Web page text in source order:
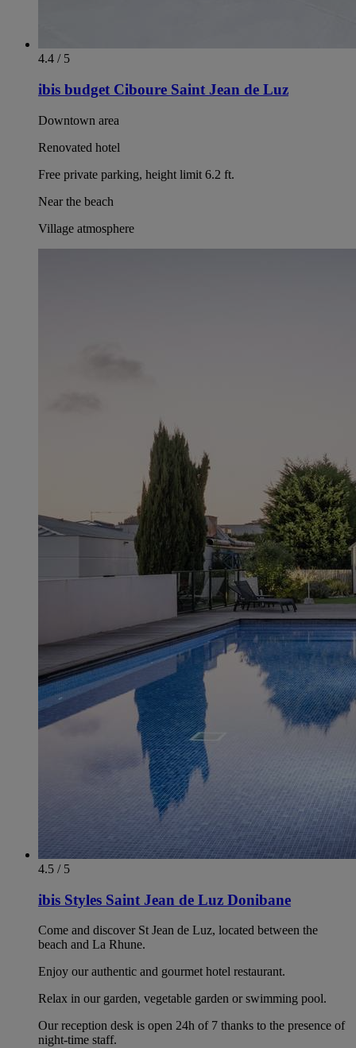
4.4 / 5
ibis budget Ciboure Saint Jean de Luz
Downtown area
Renovated hotel
Free private parking, height limit 6.2 ft.
Near the beach
Village atmosphere
4.5 / 5
ibis Styles Saint Jean de Luz Donibane
Come and discover St Jean de Luz, located between the
beach and La Rhune.
Enjoy our authentic and gourmet hotel restaurant.
Relax in our garden, vegetable garden or swimming pool.
Our reception desk is open 24h of 7 thanks to the presence of
night-time staff.